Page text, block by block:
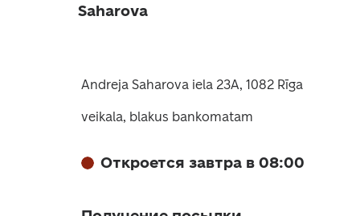
Saharova
Andreja Saharova iela 23A, 1082 Rīga
veikala, blakus bankomatam
Откроется завтра в 08:00